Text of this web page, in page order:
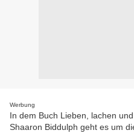
Werbung
In dem Buch Lieben, lachen
Shaaron Biddulph geht es um